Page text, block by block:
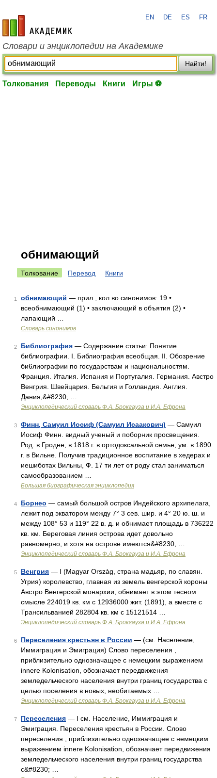
academic.ru
EN DE ES FR
Словари и энциклопедии на Академике
Найти!
Толкования Переводы Книги Игры ⚽
обнимающий
Толкование Перевод Книги
1 обнимающий — прил., кол во синонимов: 19 •
всеобнимающий (1) • заключающий в объятия (2) •
лапающий …
Словарь синонимов
2 Библиография — Содержание статьи: Понятие
библиографии. I. Библиография всеобщая. II. Обозрение
би6лиографии по государствам и национальностям.
Франция. Италия. Испания и Португалия. Германия. Австро
Венгрия. Швейцария. Бельгия и Голландия. Англия.
Дания,&#8230; …
Энциклопедический словарь Ф.А. Брокгауза и И.А. Ефрона
3 Финн, Самуил Иосиф (Самуил Исаакович) — Самуил
Иосиф Финн. видный ученый и поборник просвещения.
Род. в Гродне, в 1818 г. в ортодоксальной семье, ум. в 1890
г. в Вильне. Получив традиционное воспитание в хедерах и
иешиботах Вильны, Ф. 17 ти лет от роду стал заниматься
самообразованием …
Большая биографическая энциклопедия
4 Борнео — самый большой остров Индейского архипелага,
лежит под экватором между 7° 3 сев. шир. и 4° 20 ю. ш. и
между 108° 53 и 119° 22 в. д. и обнимает площадь в 736222
кв. км. Береговая линия острова идет довольно
равномерно, и хотя на острове имеются&#8230; …
Энциклопедический словарь Ф.А. Брокгауза и И.А. Ефрона
5 Венгрия — I (Magyar Orszàg, страна мадьяр, по славян.
Угрия) королевство, главная из земель венгерской короны
Австро Венгерской монархии, обнимает в этом тесном
смысле 224019 кв. км с 12936000 жит. (1891), а вместе с
Трансильванией 282804 кв. км с 15121514 …
Энциклопедический словарь Ф.А. Брокгауза и И.А. Ефрона
6 Переселения крестьян в России — (см. Население,
Иммиграция и Эмиграция) Слово переселения ,
приблизительно однозначащее с немецким выражением
innere Kolonisation, обозначает передвижения
земледельческого населения внутри границ государства с
целью поселения в новых, необитаемых …
Энциклопедический словарь Ф.А. Брокгауза и И.А. Ефрона
7 Переселения — I см. Население, Иммиграция и
Эмиграция. Переселения крестьян в России. Слово
переселения , приблизительно однозначащее с немецким
выражением innere Kolonisation, обозначает передвижения
земледельческого населения внутри границ государства
с&#8230; …